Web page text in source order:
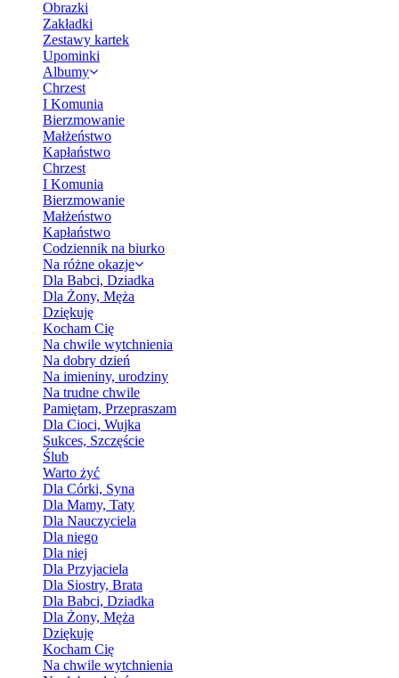
Obrazki
Zakładki
Zestawy kartek
Upominki
Albumy
Chrzest
I Komunia
Bierzmowanie
Małżeństwo
Kapłaństwo
Chrzest
I Komunia
Bierzmowanie
Małżeństwo
Kapłaństwo
Codziennik na biurko
Na różne okazje
Dla Babci, Dziadka
Dla Żony, Męża
Dziękuję
Kocham Cię
Na chwile wytchnienia
Na dobry dzień
Na imieniny, urodziny
Na trudne chwile
Pamiętam, Przepraszam
Dla Cioci, Wujka
Sukces, Szczęście
Ślub
Warto żyć
Dla Córki, Syna
Dla Mamy, Taty
Dla Nauczyciela
Dla niego
Dla niej
Dla Przyjaciela
Dla Siostry, Brata
Dla Babci, Dziadka
Dla Żony, Męża
Dziękuję
Kocham Cię
Na chwile wytchnienia